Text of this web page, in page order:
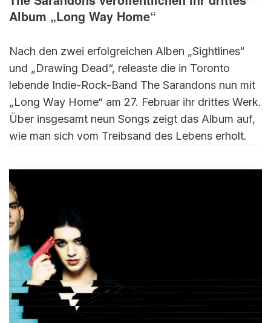
Album „Long Way Home“
Nach den zwei erfolgreichen Alben „Sightlines“
und „Drawing Dead“, releaste die in Toronto
lebende Indie-Rock-Band The Sarandons nun mit
„Long Way Home“ am 27. Februar ihr drittes Werk.
Über insgesamt neun Songs zeigt das Album auf,
wie man sich vom Treibsand des Lebens erholt.